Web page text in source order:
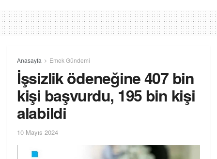
Anasayfa Emek Gündemi
İşsizlik ödeneğine 407 bin
kişi başvurdu, 195 bin kişi
alabildi
10 Mayıs 2024